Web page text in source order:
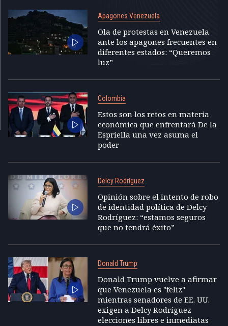
Apagones Venezuela
Ola de protestas en Venezuela
ante los apagones frecuentes en
diferentes estados: “Queremos
luz”
Colombia
Estos son los retos en materia
económica que enfrentará De la
Espriella una vez asuma el
poder
Delcy Rodríguez
Opinión sobre el intento de robo
de identidad política de Delcy
Rodríguez: “estamos seguros
que no tendrá éxito”
Donald Trump
Donald Trump vuelve a afirmar
que Venezuela es "feliz"
mientras senadores de EE. UU.
exigen a Delcy Rodríguez
elecciones libres e inmediatas